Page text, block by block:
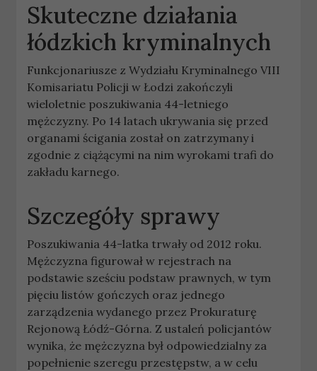
Skuteczne działania
łódzkich kryminalnych
Funkcjonariusze z Wydziału Kryminalnego VIII
Komisariatu Policji w Łodzi zakończyli
wieloletnie poszukiwania 44-letniego
mężczyzny. Po 14 latach ukrywania się przed
organami ścigania został on zatrzymany i
zgodnie z ciążącymi na nim wyrokami trafi do
zakładu karnego.
Szczegóły sprawy
Poszukiwania 44-latka trwały od 2012 roku.
Mężczyzna figurował w rejestrach na
podstawie sześciu podstaw prawnych, w tym
pięciu listów gończych oraz jednego
zarządzenia wydanego przez Prokuraturę
Rejonową Łódź-Górna. Z ustaleń policjantów
wynika, że mężczyzna był odpowiedzialny za
popełnienie szeregu przestępstw, a w celu